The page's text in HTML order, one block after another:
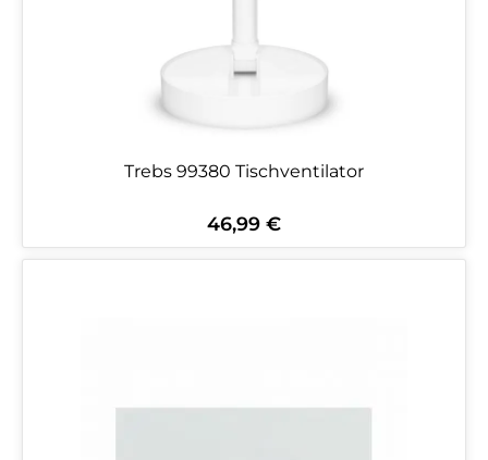
Trebs 99380 Tischventilator
Regulärer Preis:
46,99 €